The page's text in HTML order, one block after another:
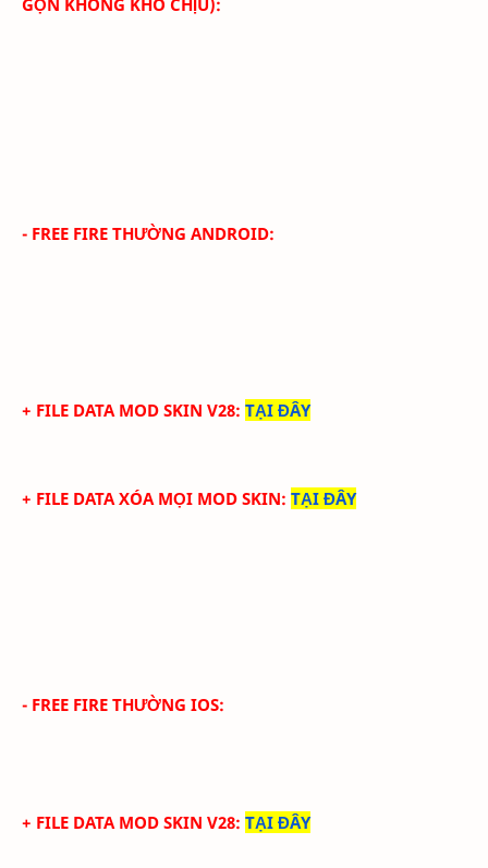
- FREE FIRE THƯỜNG ANDROID:
+ FILE DATA MOD SKIN V28: TẠI ĐÂY
+ FILE DATA XÓA MỌI MOD SKIN: TẠI ĐÂY
- FREE FIRE THƯỜNG IOS:
+ FILE DATA MOD SKIN V28: TẠI ĐÂY